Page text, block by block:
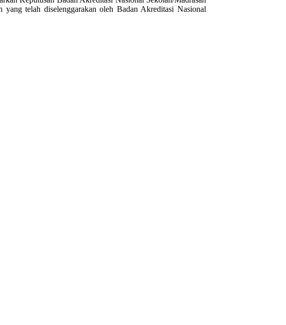
telah diselenggarakan oleh Badan Akreditasi Nasional